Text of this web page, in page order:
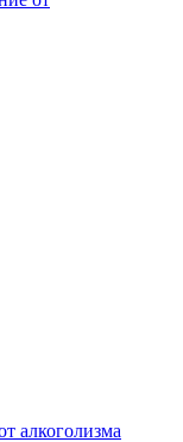
алкоголизма